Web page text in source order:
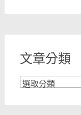
文章分類
文